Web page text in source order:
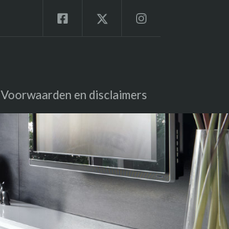
Voorwaarden en disclaimers